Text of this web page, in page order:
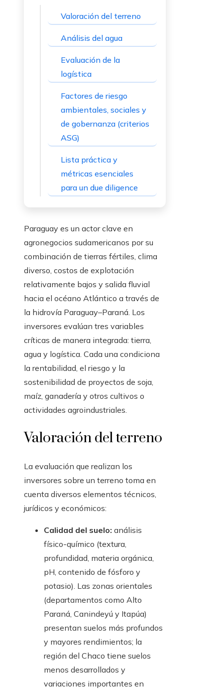
Valoración del terreno
Análisis del agua
Evaluación de la
logística
Factores de riesgo
ambientales, sociales y
de gobernanza (criterios
ASG)
Lista práctica y
métricas esenciales
para un due diligence
Paraguay es un actor clave en
agronegocios sudamericanos por su
combinación de tierras fértiles, clima
diverso, costos de explotación
relativamente bajos y salida fluvial
hacia el océano Atlántico a través de
la hidrovía Paraguay–Paraná. Los
inversores evalúan tres variables
críticas de manera integrada: tierra,
agua y logística. Cada una condiciona
la rentabilidad, el riesgo y la
sostenibilidad de proyectos de soja,
maíz, ganadería y otros cultivos o
actividades agroindustriales.
Valoración del terreno
La evaluación que realizan los
inversores sobre un terreno toma en
cuenta diversos elementos técnicos,
jurídicos y económicos:
Calidad del suelo: análisis
físico-químico (textura,
profundidad, materia orgánica,
pH, contenido de fósforo y
potasio). Las zonas orientales
(departamentos como Alto
Paraná, Canindeyú y Itapúa)
presentan suelos más profundos
y mayores rendimientos; la
región del Chaco tiene suelos
menos desarrollados y
variaciones importantes en